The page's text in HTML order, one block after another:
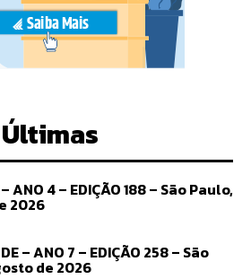
Últimas
ANO 4 – EDIÇÃO 188 – São Paulo,
2026
– ANO 7 – EDIÇÃO 258 – São
de 2026